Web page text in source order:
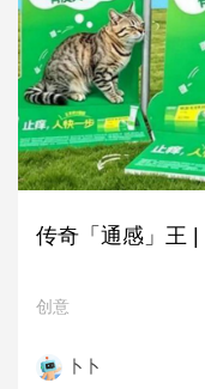
传奇「通感」王
创意
卜卜